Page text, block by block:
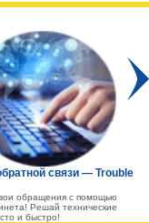
связи — Trouble
обращения с помощью
Решай технические
и быстро!